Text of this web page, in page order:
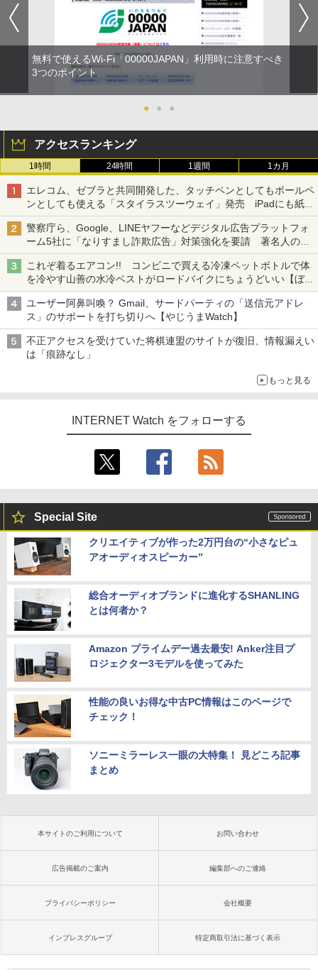
無料で使えるWi-Fi「00000JAPAN」利用時に注意すべき
3つのポイント
● ● ●
アクセスランキング
1時間 24時間 1週間 1カ月
エレコム、ゼブラと共同開発した、タッチペンとしてもボールペ
ンとしても使える「スタイラスツーウェイ」発売 iPadにも紙に
も、持ち替えずに書き込める
警察庁ら、Google、LINEヤフーなどデジタル広告プラットフォ
ーム5社に「なりすまし詐欺広告」対策強化を要請 著名人の写
真や映像を使った投資詐欺などへの対策として
これぞ着るエアコン!! コンビニで買える冷凍ペットボトルで体
を冷やす山善の水冷ベストがロードバイクにちょうどいい【ぼっ
ち・ざ・ろーど！その14】【空いた時間でなにしてる？】
ユーザー阿鼻叫喚？ Gmail、サードパーティの「送信元アドレ
ス」のサポートを打ち切りへ【やじうまWatch】
不正アクセスを受けていた将棋連盟のサイトが復旧、情報漏えい
は「痕跡なし」
もっと見る
INTERNET Watch をフォローする
Special Site
クリエイティブが作った2万円台の“小さなピュ
アオーディオスピーカー”
総合オーディオブランドに進化するSHANLING
とは何者か？
Amazon プライムデー過去最安! Anker注目プ
ロジェクター3モデルを使ってみた
性能の良いお得な中古PC情報はこのページで
チェック！
ソニーミラーレス一眼の大特集！ 見どころ記事
まとめ
本サイトのご利用について お問い合わせ
広告掲載のご案内 編集部へのご連絡
プライバシーポリシー 会社概要
インプレスグループ 特定商取引法に基づく表示